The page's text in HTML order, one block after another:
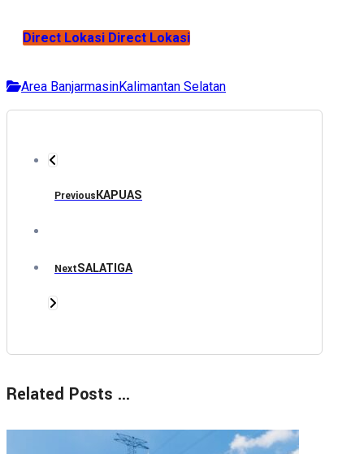
Direct Lokasi Direct Lokasi
Area BanjarmasinKalimantan Selatan
PreviousKAPUAS
NextSALATIGA
Related Posts ...